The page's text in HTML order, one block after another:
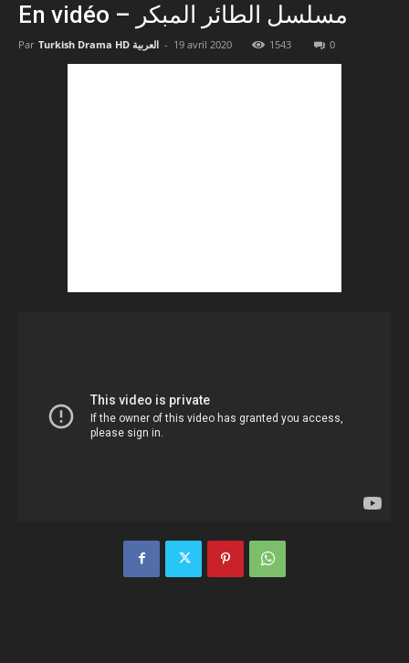
En vidéo – مسلسل الطائر المبكر
Par Turkish Drama HD العربية - 19 avril 2020 1543 0